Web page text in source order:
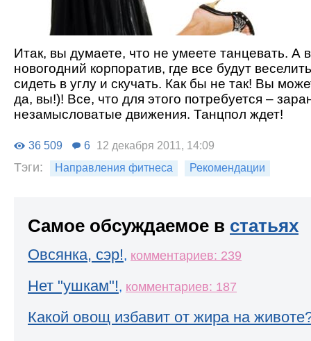
Итак, вы думаете, что не умеете танцевать. А
новогодний корпоратив, где все будут
сидеть в углу и скучать. Как бы не так! Вы
да, вы!)! Все, что для этого потребуется –
незамысловатые движения. Танцпол ждет!
36 509 6 12 декабря 2011, 14:09
Тэги: Направления фитнеса Рекомендации
Самое обсуждаемое в статьях
Овсянка, сэр!, комментариев: 239
Нет "ушкам"!, комментариев: 187
Какой овощ избавит от жира на